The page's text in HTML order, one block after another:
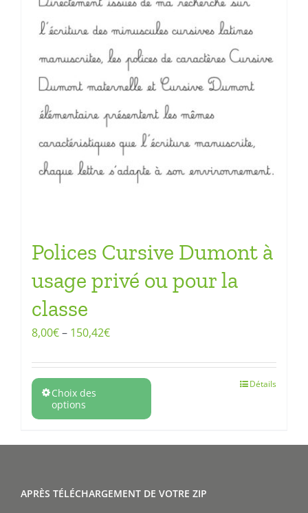
Polices Cursive Dumont à
usage privé ou pour la
classe
8,00€– 150,42€
Choix des
options
Détails
APRÈS TÉLÉCHARGEMENT DE VOTRE ZIP